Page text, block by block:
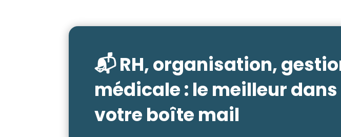
📬 RH, organisation,
médicale : le meilleur dans
votre boîte mail